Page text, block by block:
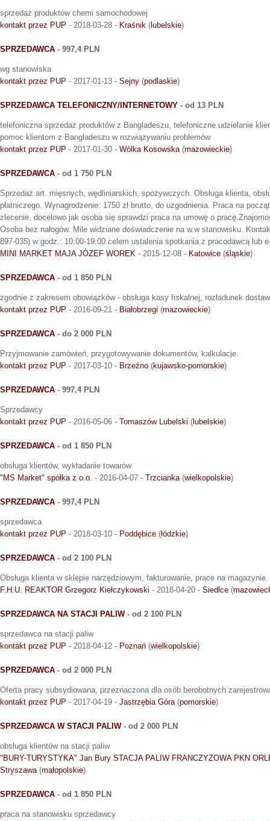
sprzedaż produktów chemi samochodowej
kontakt przez PUP - 2018-03-28 - Kraśnik ( lubelskie)
SPRZEDAWCA - 997,4 PLN
wg stanowiska
kontakt przez PUP - 2017-01-13 - Sejny (podlaskie)
SPRZEDAWCA TELEFONICZNY/INTERNETOWY - od 13 PLN
telefoniczna sprzedaż produktów z Bangladeszu, telefoniczne udzielanie
pomoc klientom z Bangladeszu w rozwiązywaniu problemów
kontakt przez PUP - 2017-01-30 - Wólka Kosowska(mazowieckie)
SPRZEDAWCA - od 1 750 PLN
Sprzedaż art. mięsnych, wędliniarskich, spożywczych. Obsługa klienta,
płatniczego. Wynagrodzenie: 1750 zł brutto, do uzgodnienia. Praca na
zlecenie, docelowo jak osoba się sprawdzi praca na umowę o
Osoba bez nałogów. Mile widziane doświadczenie na w.w stanowisku.
897-035) w godz.: 10:00-19:00 celem ustalenia spotkania z pracodawcą lub
MINI MARKET MAJA JÓZEF WOREK - 2015-12-08 - Katowice (śląskie)
SPRZEDAWCA - od 1 850 PLN
zgodnie z zakresem obowiązków - obsługa kasy fiskalnej, rozładunek dostaw
kontakt przez PUP - 2016-09-21 - Białobrzegi (mazowieckie)
SPRZEDAWCA - do 2 000 PLN
Przyjmowanie zamówień, przygotowywanie dokumentów, kalkulacje.
kontakt przez PUP - 2017-03-10 - Brzeźno (kujawsko-pomorskie)
SPRZEDAWCA - 997,4 PLN
Sprzedawcy
kontakt przez PUP - 2016-05-06 - Tomaszów Lubelski ( lubelskie)
SPRZEDAWCA - od 1 850 PLN
obsługa klientów, wykładanie towarów
"MS Market" spółka z o.o. - 2016-04-07 - Trzcianka(wielkopolskie)
SPRZEDAWCA - 997,4 PLN
sprzedawca
kontakt przez PUP - 2018-03-10 - Poddębice (łódzkie)
SPRZEDAWCA - od 2 100 PLN
Obsługa klienta w sklepie narzędziowym, fakturowanie, prace na magazynie.
F.H.U. REAKTOR Grzegorz Kiełczykowski - 2018-04-20 - Siedlce (
SPRZEDAWCA NA STACJI PALIW- od 2 100 PLN
sprzedawca na stacji paliw
kontakt przez PUP - 2018-04-12 - Poznań (wielkopolskie)
SPRZEDAWCA - od 2 000 PLN
Oferta pracy subsydiowana, przeznaczona dla osób berobotnych
kontakt przez PUP - 2017-04-19 - Jastrzębia Góra(pomorskie)
SPRZEDAWCA W STACJI PALIW- od 2 000 PLN
obsługa klientów na stacji paliw
"BURY-TURYSTYKA" Jan Bury STACJA PALIW FRANCZYZOWA PKN
Stryszawa(małopolskie)
SPRZEDAWCA - od 1 850 PLN
praca na stanowisku sprzedawcy